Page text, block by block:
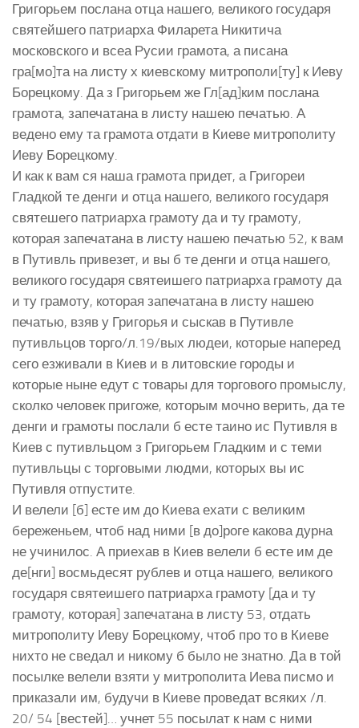
Григорьем послана отца нашего, великого государя
святейшего патриарха Филарета Никитича
московского и всеа Русии грамота, а писана
гра[мо]та на листу х киевскому митрополи[ту] к Иеву
Борецкому. Да з Григорьем же Гл[ад]ким послана
грамота, запечатана в листу нашею печатью. А
ведено ему та грамота отдати в Киеве митрополиту
Иеву Борецкому.
И как к вам ся наша грамота придет, а Григореи
Гладкой те денги и отца нашего, великого государя
святешего патриарха грамоту да и ту грамоту,
которая запечатана в листу нашею печатью 52, к вам
в Путивль привезет, и вы б те денги и отца нашего,
великого государя святеишего патриарха грамоту да
и ту грамоту, которая запечатана в листу нашею
печатью, взяв у Григорья и сыскав в Путивле
путивльцов торго/л.19/вых людеи, которые наперед
сего езживали в Киев и в литовские городы и
которые ныне едут с товары для торгового промыслу,
сколко человек пригоже, которым мочно верить, да те
денги и грамоты послали б есте таино ис Путивля в
Киев с путивльцом з Григорьем Гладким и с теми
путивльцы с торговыми людми, которых вы ис
Путивля отпустите.
И велели [б] есте им до Киева ехати с великим
береженьем, чтоб над ними [в до]роге какова дурна
не учинилос. А приехав в Киев велели б есте им де
де[нги] восмьдесят рублев и отца нашего, великого
государя святеишего патриарха грамоту [да и ту
грамоту, которая] запечатана в листу 53, отдать
митрополиту Иеву Борецкому, чтоб про то в Киеве
нихто не сведал и никому б было не знатно. Да в той
посылке велели взяти у митрополита Иева писмо и
приказали им, будучи в Киеве проведат всяких /л.
20/ 54 [вестей]… учнет 55 посылат к нам с ними